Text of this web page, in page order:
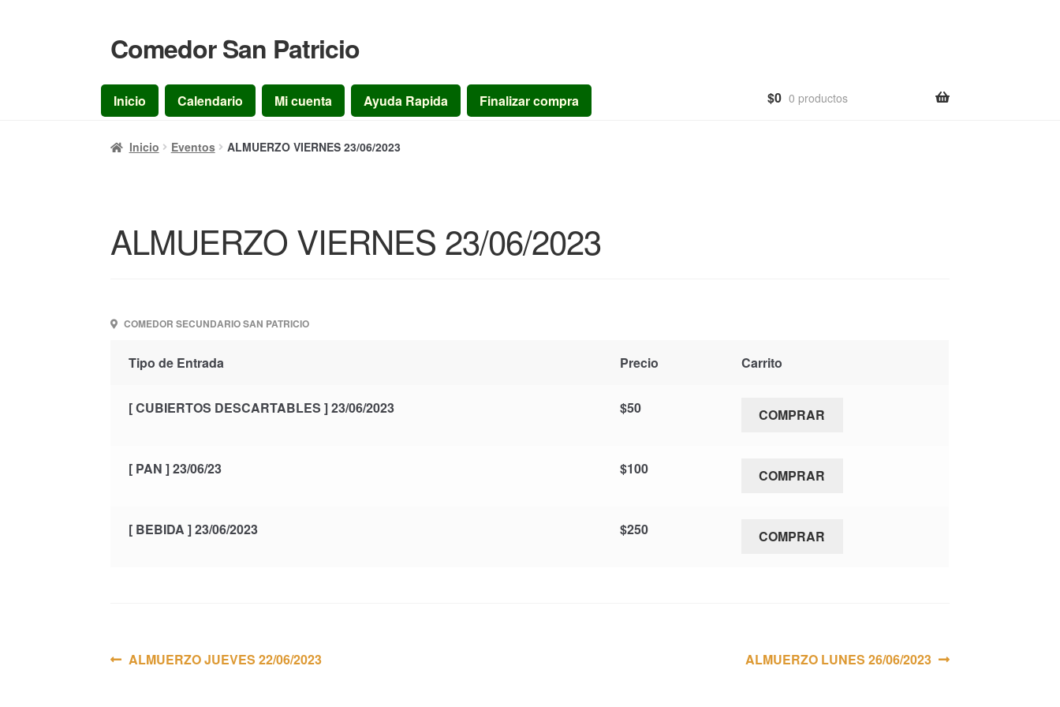
Ir
a
la
navegación
Ir
al
contenido
Comedor San Patricio
Inicio Calendario Mi cuenta Ayuda Rapida Finalizar compra $0 0 productos
Inicio Eventos ALMUERZO VIERNES 23/06/2023
ALMUERZO VIERNES 23/06/2023
COMEDOR SECUNDARIO SAN PATRICIO
Tipo de Entrada Precio Carrito
[ CUBIERTOS DESCARTABLES ] 23/06/2023 $50 COMPRAR
[ PAN ] 23/06/23 $100 COMPRAR
[ BEBIDA ] 23/06/2023 $250 COMPRAR
Navegación
Anterior:
ALMUERZO JUEVES 22/06/2023 Siguiente:
ALMUERZO LUNES 26/06/2023